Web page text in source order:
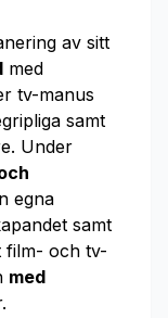
av sitt
med
tv-manus
samt
Under
egna
samt
film- och tv-
med